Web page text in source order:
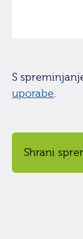
S
uporabe.